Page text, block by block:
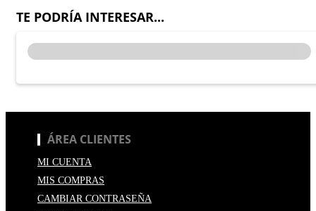
TE PODRÍA INTERESAR...
ÁREA CLIENTES
MI CUENTA
MIS COMPRAS
CAMBIAR CONTRASEÑA